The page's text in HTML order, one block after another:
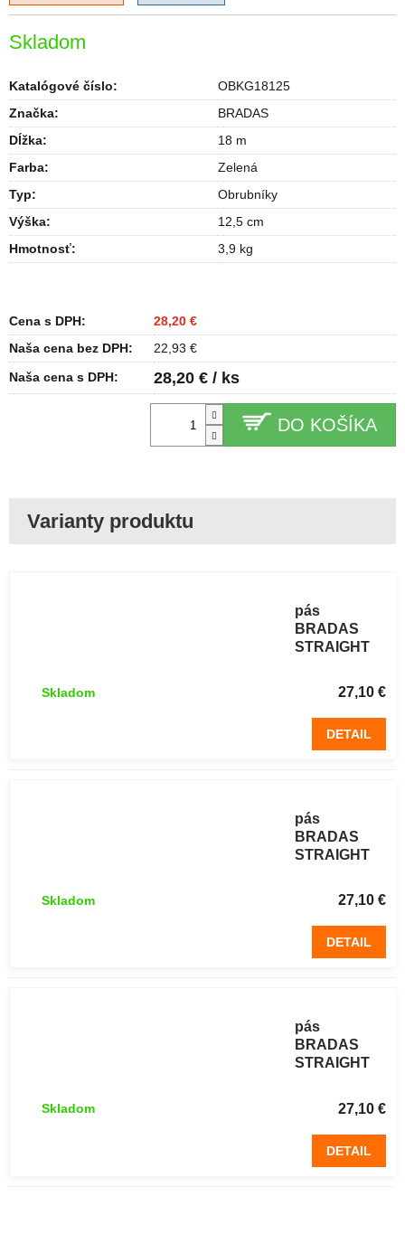
Skladom
DO KOŠÍKA
Katalógové číslo:
OBKG18125
Značka:
BRADAS
Dĺžka:
18 m
Farba:
Zelená
Typ:
Obrubníky
Výška:
12,5 cm
Hmotnosť: 3,9 kg
Cena s DPH:
28,20 €
Naša cena bez DPH:
22,93 €
Naša cena s DPH:
28,20 € / ks
pás
BRADAS
STRAIGHT
m čierny 1 ks
27,10 €
Skladom
DETAIL
pás
BRADAS
STRAIGHT
m hnedý 1 ks
27,10 €
Skladom
DETAIL
pás
BRADAS
STRAIGHT
27,10 €
Skladom
DETAIL